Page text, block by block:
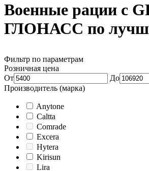
Военные рации с
ГЛОНАСС по
Фильтр по параметрам
Розничная цена
От
До
Производитель (марка)
Anytone
Caltta
Comrade
Excera
Hytera
Kirisun
Lira